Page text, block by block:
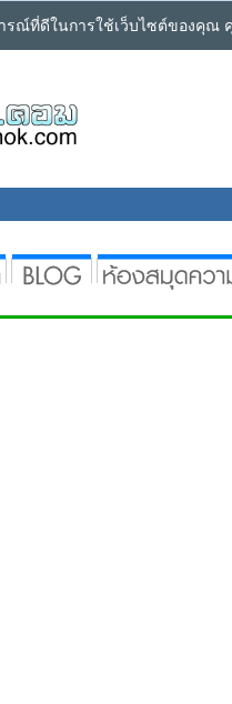
ณ์ที่ดีในการใช้เว็บไซต์ของคุณ